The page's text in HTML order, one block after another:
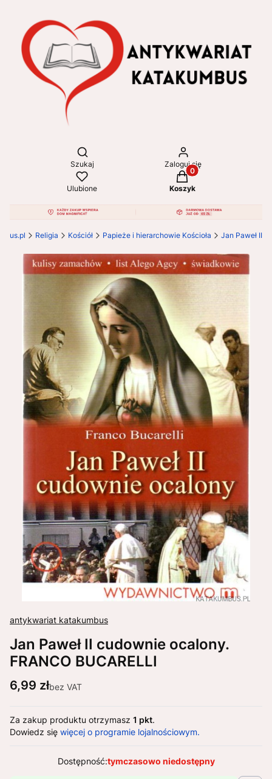
Otwórz wyszukiwarkę
Szukaj Zaloguj się
Ulubione
Produkty w koszyku:
Koszyk
Religia Kościół Papieże i hierarchowie Kościoła Jan Paweł II
antykwariat katakumbus
Jan Paweł II cudownie ocalony.
FRANCO BUCARELLI
Cena
6,99 złbez VAT
Za zakup produktu otrzymasz 1 pkt.
Dowiedz się więcej o programie lojalnościowym.
Dostępność:tymczasowo niedostępny